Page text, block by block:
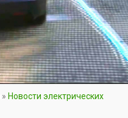
» Новости электрических